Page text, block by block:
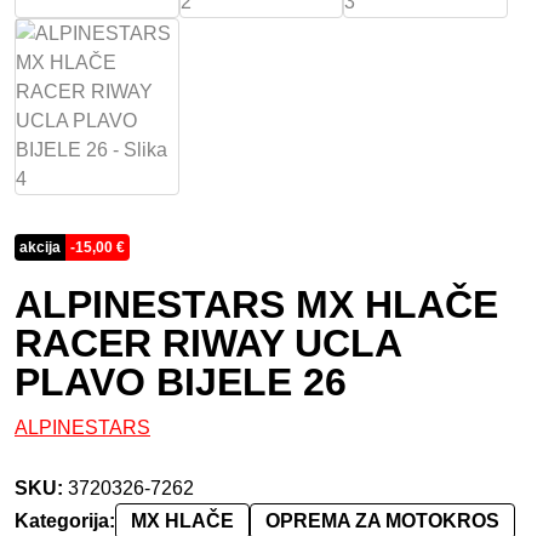
akcija -15,00 €
ALPINESTARS MX HLAČE
RACER RIWAY UCLA
PLAVO BIJELE 26
ALPINESTARS
SKU: 3720326-7262
Kategorija:
MX HLAČE OPREMA ZA MOTOKROS